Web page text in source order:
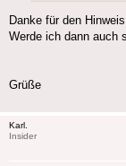
Danke für den
Werde ich dann auch
Grüße
Karl.
Insider